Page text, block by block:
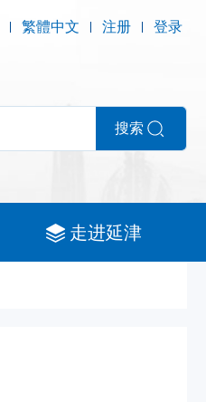
繁體中文 注册 登录
搜索
走进延津